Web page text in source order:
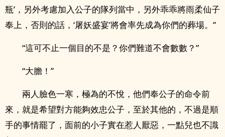
瓶’，另外考慮加入公子的隊列當中，另外乖乖將雨柔仙子
奉上，否則的話，‘屠妖盛宴’將會率先成為你們的葬場。”
“這可不止一個目的不是？你們難道不會數數？”
“大膽！”
兩人臉色一寒，極為的不悅，他們奉公子的命令前
來，就是希望對方能夠效忠公子，至於其他的，不過是順
手的事情罷了，面前的小子實在惹人厭惡，一點兒也不識